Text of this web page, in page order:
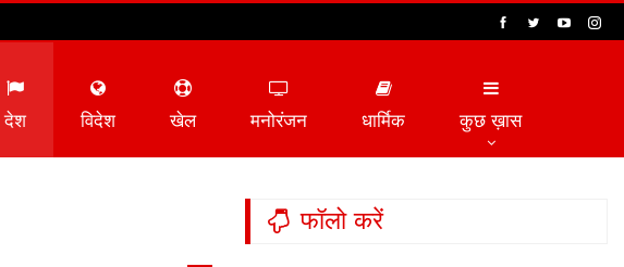
देश विदेश खेल मनोरंजन धार्मिक कुछ ख़ास
फॉलो करें